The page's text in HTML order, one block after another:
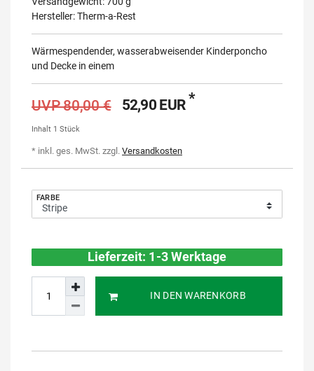
Hersteller:Therm-a-Rest
Wärmespendender, wasserabweisender Kinderponcho
und Decke in einem
UVP 80,00 € 52,90 EUR*
Inhalt 1 Stück
* inkl. ges. MwSt. zzgl. Versandkosten
FARBE
Lieferzeit: 1-3 Werktage
IN DEN WARENKORB